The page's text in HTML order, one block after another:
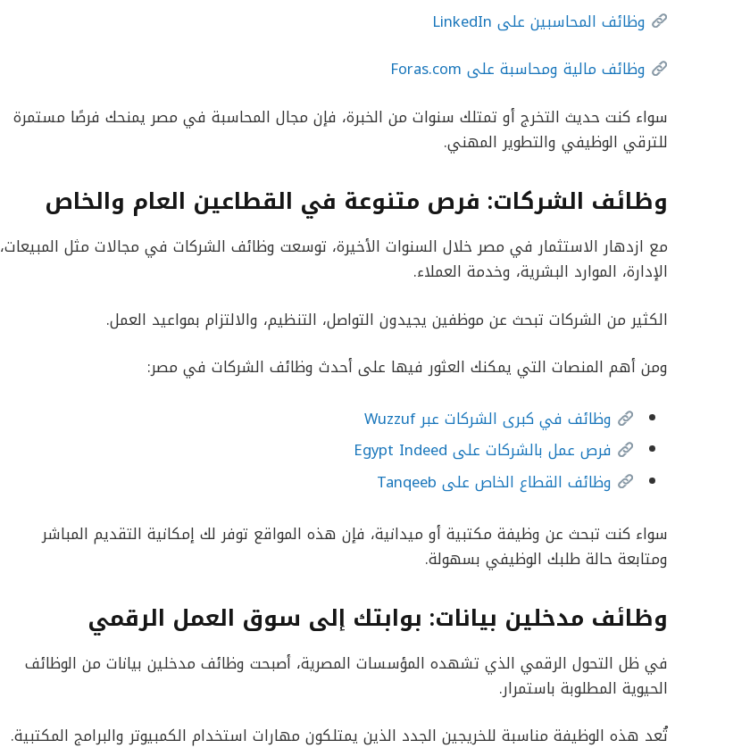
وظائف المحاسبين على LinkedIn
وظائف مالية ومحاسبة على Foras.com
سواء كنت حديث التخرج أو تمتلك سنوات من الخبرة، فإن مجال المحاسبة في مصر يمنحك فرصًا مستمرة
للترقي الوظيفي والتطوير المهني.
وظائف الشركات: فرص متنوعة في القطاعين العام والخاص
مع ازدهار الاستثمار في مصر خلال السنوات الأخيرة، توسعت وظائف الشركات في مجالات مثل المبيعات،
الإدارة، الموارد البشرية، وخدمة العملاء.
الكثير من الشركات تبحث عن موظفين يجيدون التواصل، التنظيم، والالتزام بمواعيد العمل.
ومن أهم المنصات التي يمكنك العثور فيها على أحدث وظائف الشركات في مصر:
وظائف في كبرى الشركات عبر Wuzzuf
فرص عمل بالشركات على Egypt Indeed
وظائف القطاع الخاص على Tanqeeb
سواء كنت تبحث عن وظيفة مكتبية أو ميدانية، فإن هذه المواقع توفر لك إمكانية التقديم المباشر
ومتابعة حالة طلبك الوظيفي بسهولة.
وظائف مدخلين بيانات: بوابتك إلى سوق العمل الرقمي
في ظل التحول الرقمي الذي تشهده المؤسسات المصرية، أصبحت وظائف مدخلين بيانات من الوظائف
الحيوية المطلوبة باستمرار.
تُعد هذه الوظيفة مناسبة للخريجين الجدد الذين يمتلكون مهارات استخدام الكمبيوتر والبرامج المكتبية.